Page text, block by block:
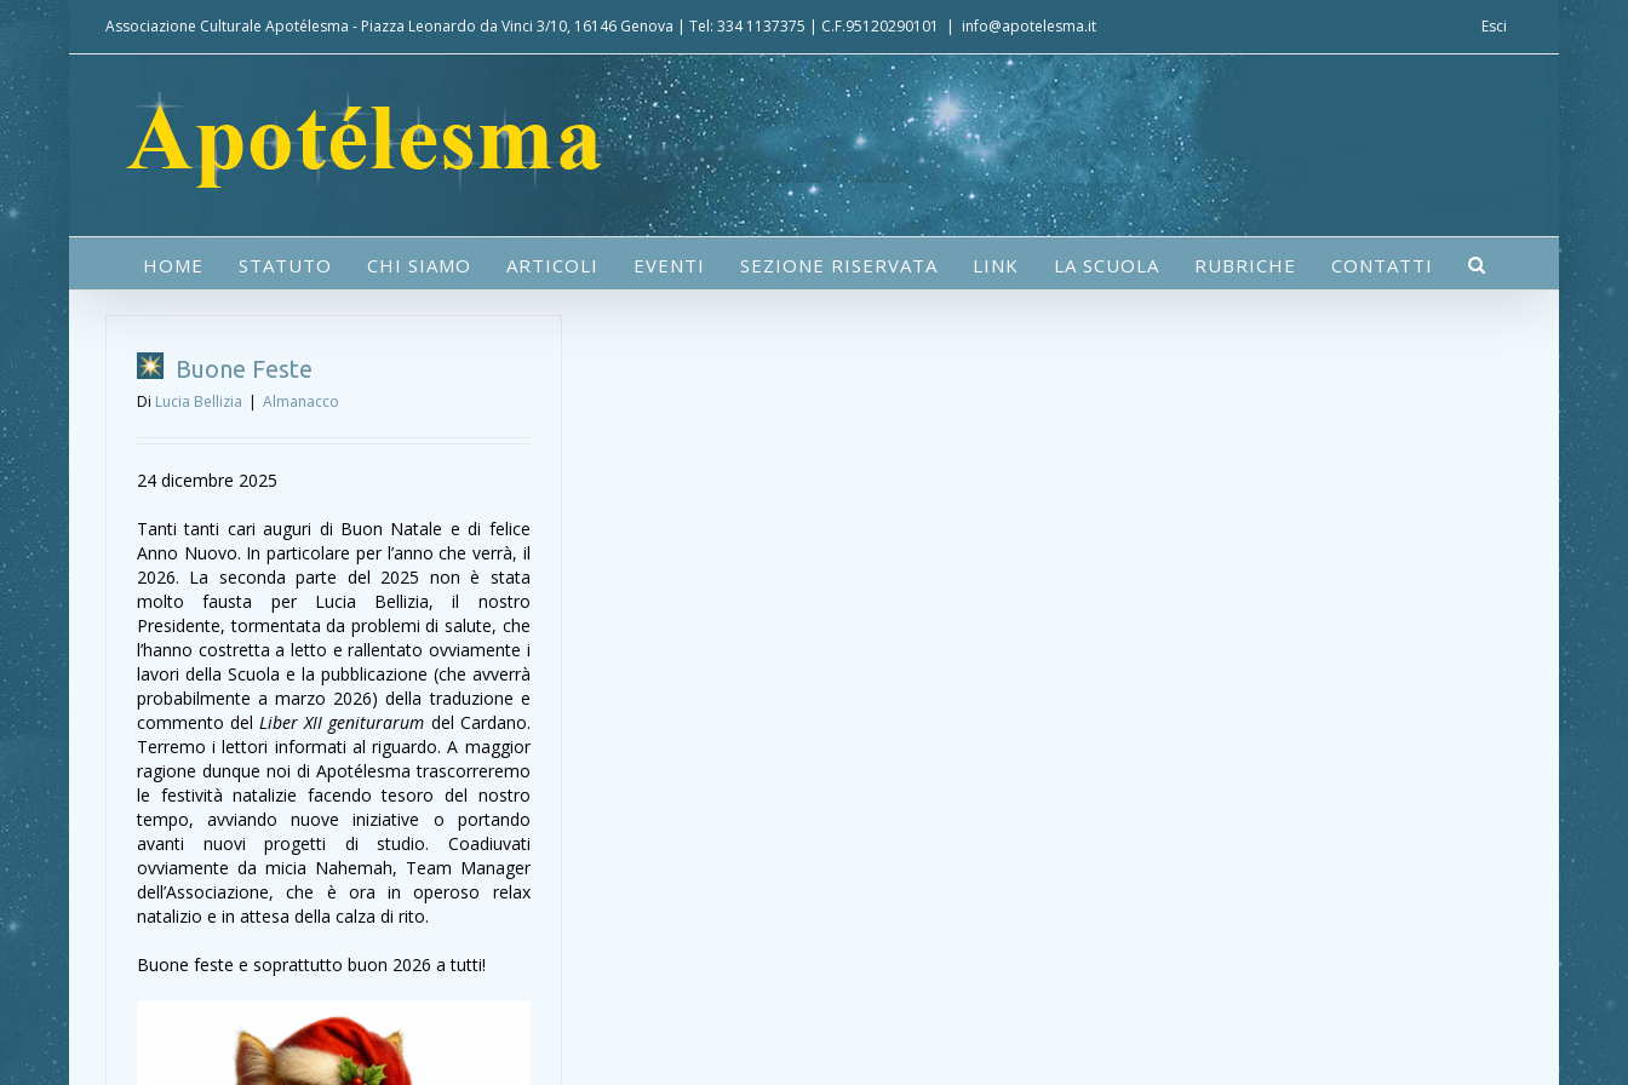
Associazione Culturale Apotélesma - Piazza Leonardo da Vinci 3/10, 16146 Genova | Tel: 334 1137375 | C.F.95120290101 | info@apotelesma.it Esci
HOME STATUTO CHI SIAMO ARTICOLI EVENTI SEZIONE RISERVATA LINK LA SCUOLA RUBRICHE CONTATTI
Buone Feste
Di Lucia Bellizia | Almanacco
24 dicembre 2025
Tanti tanti cari auguri di Buon Natale e di felice
Anno Nuovo. In particolare per l’anno che verrà, il
2026. La seconda parte del 2025 non è stata
molto fausta per Lucia Bellizia, il nostro
Presidente, tormentata da problemi di salute, che
l’hanno costretta a letto e rallentato ovviamente i
lavori della Scuola e la pubblicazione (che avverrà
probabilmente a marzo 2026) della traduzione e
commento delLiber XII geniturarum del Cardano.
Terremo i lettori informati al riguardo. A maggior
ragione dunque noi di Apotélesma trascorreremo
le festività natalizie facendo tesoro del nostro
tempo, avviando nuove iniziative o portando
avanti nuovi progetti di studio. Coadiuvati
ovviamente da micia Nahemah, Team Manager
dell’Associazione, che è ora in operoso relax
natalizio e in attesa della calza di rito.
Buone feste e soprattutto buon 2026 a tutti!